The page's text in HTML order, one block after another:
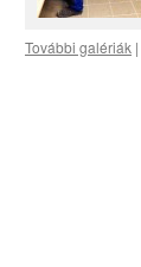
További galériák |